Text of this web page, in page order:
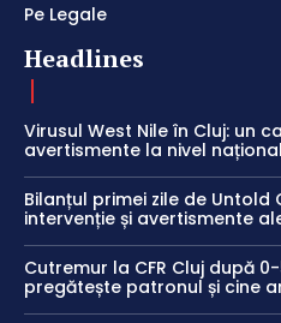
Pe Legale
Headlines
Virusul West Nile în Cluj: un
avertismente la nivel național
Bilanțul primei zile de Untold
intervenție și avertismente
Cutremur la CFR Cluj după
pregătește patronul și cine